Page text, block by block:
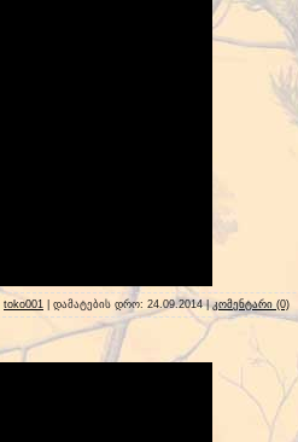
toko001 | დამატების დრო: 24.09.2014|კომენტარი (0)